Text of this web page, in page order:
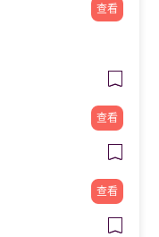
查看
查看
查看